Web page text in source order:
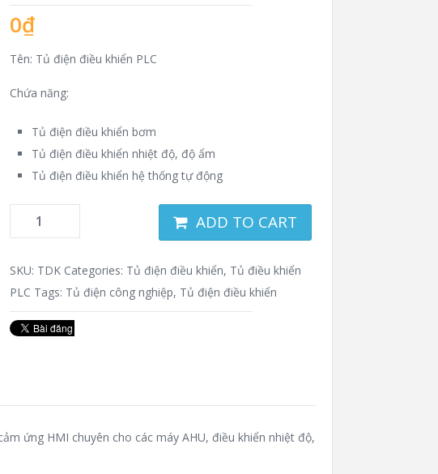
0₫
Tên: Tủ điện điều khiển PLC
Chứa năng:
Tủ điện điều khiển bơm
Tủ điện điều khiển nhiệt độ, độ ẩm
Tủ điện điều khiển hệ thống tự động
ADD TO CART
SKU: TDK Categories: Tủ điện điều khiển, Tủ điều khiển
PLC Tags: Tủ điện công nghiệp, Tủ điện điều khiển
ứng HMI chuyên cho các máy AHU, điều khiển nhiệt độ,